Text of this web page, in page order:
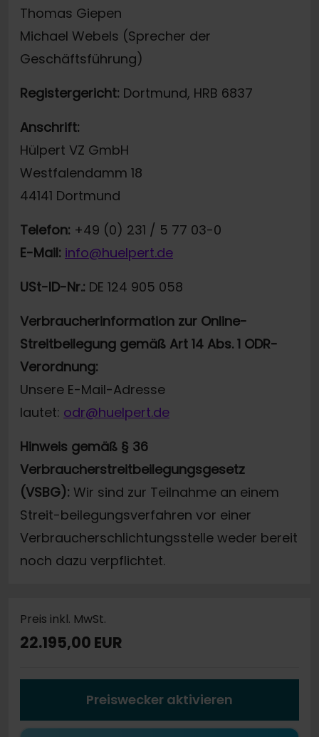
Thomas Giepen
Michael Webels (Sprecher der
Geschäftsführung)
Registergericht: Dortmund, HRB 6837
Anschrift:
Hülpert VZ GmbH
Westfalendamm 18
44141 Dortmund
Telefon: +49 (0) 231 / 5 77 03-0
E-Mail: info@huelpert.de
USt-ID-Nr.: DE 124 905 058
Verbraucherinformation zur Online-
Streitbeilegung gemäß Art 14 Abs. 1 ODR-
Verordnung:
Unsere E-Mail-Adresse
lautet: odr@huelpert.de
Hinweis gemäß § 36
Verbraucherstreitbeilegungsgesetz
(VSBG): Wir sind zur Teilnahme an einem
Streit-beilegungsverfahren vor einer
Verbraucherschlichtungsstelle weder bereit
noch dazu verpflichtet.
Preis inkl. MwSt.
22.195,00 EUR
Preiswecker aktivieren